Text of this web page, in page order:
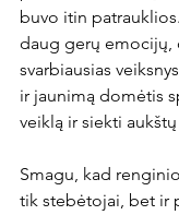
buvo itin
daug gerų emocijų,
svarbiausias
ir jaunimą domėtis
veiklą ir siekti
Smagu, kad
tik stebėtojai, bet ir